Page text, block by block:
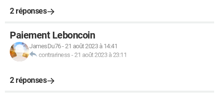
2 réponses
Paiement Leboncoin
JamesDu76-21 août 2023 à 14:41
contrariness -21 août 2023 à 23:11
2 réponses